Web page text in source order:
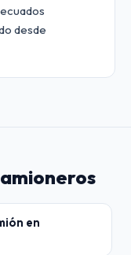
desde
en